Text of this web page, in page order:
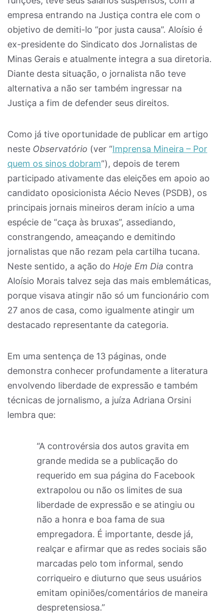
empresa entrando na Justiça contra ele com o
objetivo de demiti-lo “por justa causa”. Aloísio é
ex-presidente do Sindicato dos Jornalistas de
Minas Gerais e atualmente integra a sua diretoria.
Diante desta situação, o jornalista não teve
alternativa a não ser também ingressar na
Justiça a fim de defender seus direitos.
Como já tive oportunidade de publicar em artigo
neste Observatório (ver “Imprensa Mineira – Por
quem os sinos dobram”), depois de terem
participado ativamente das eleições em apoio ao
candidato oposicionista Aécio Neves (PSDB), os
principais jornais mineiros deram início a uma
espécie de “caça às bruxas”, assediando,
constrangendo, ameaçando e demitindo
jornalistas que não rezam pela cartilha tucana.
Neste sentido, a ação do Hoje Em Dia contra
Aloísio Morais talvez seja das mais emblemáticas,
porque visava atingir não só um funcionário com
27 anos de casa, como igualmente atingir um
destacado representante da categoria.
Em uma sentença de 13 páginas, onde
demonstra conhecer profundamente a literatura
envolvendo liberdade de expressão e também
técnicas de jornalismo, a juíza Adriana Orsini
lembra que:
“A controvérsia dos autos gravita em
grande medida se a publicação do
requerido em sua página do Facebook
extrapolou ou não os limites de sua
liberdade de expressão e se atingiu ou
não a honra e boa fama de sua
empregadora. É importante, desde já,
realçar e afirmar que as redes sociais são
marcadas pelo tom informal, sendo
corriqueiro e diuturno que seus usuários
emitam opiniões/comentários de maneira
despretensiosa.”